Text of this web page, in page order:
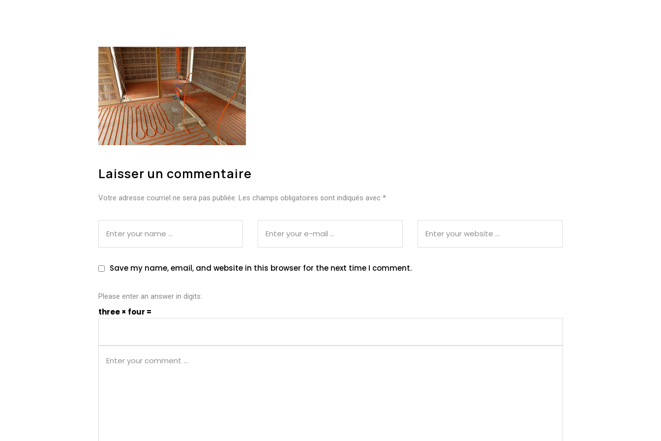
Laisser un commentaire
Votre adresse courriel ne sera pas publiée. Les champs obligatoires sont indiqués avec *
Save my name, email, and website in this browser for the next time I comment.
Please enter an answer in digits:
three × four =